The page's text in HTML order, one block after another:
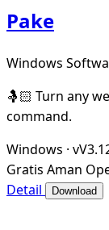
Pake
Windows
🤱🏻 Turn any
command.
Windows ·
Gratis Aman
Detail
Download